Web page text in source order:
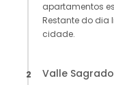
apartamentos
Restante do dia
cidade.
2 Valle Sagrado